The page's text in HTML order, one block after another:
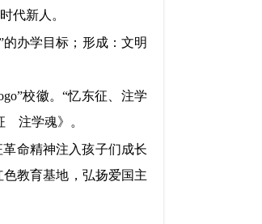
代新人。
办学目标；形成：文明
校徽。“忆东征、注学
注学魂》。
命精神注入孩子们成长
教育基地，弘扬爱国主